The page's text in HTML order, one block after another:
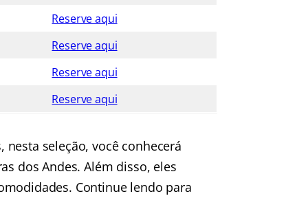
Reserve aqui
Reserve aqui
Reserve aqui
Reserve aqui
seleção, você conhecerá
dos Andes. Além disso, eles
Continue lendo para